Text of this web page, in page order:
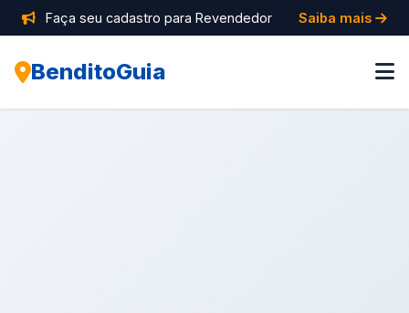
Faça seu cadastro para Revendedor Saiba mais
BenditoGuia